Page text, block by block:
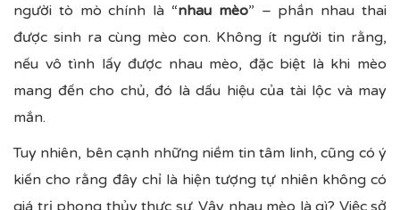
người tò mò chính là “nhau mèo” – phần nhau thai
được sinh ra cùng mèo con. Không ít người tin rằng,
nếu vô tình lấy được nhau mèo, đặc biệt là khi mèo
mang đến cho chủ, đó là dấu hiệu của tài lộc và may
mắn.
Tuy nhiên, bên cạnh những niềm tin tâm linh, cũng có ý
kiến cho rằng đây chỉ là hiện tượng tự nhiên không có
giá trị phong thủy thực sự. Vậy nhau mèo là gì? Việc sở